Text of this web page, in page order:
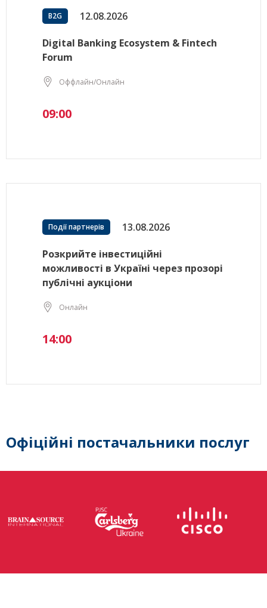
B2G 12.08.2026
Digital Banking Ecosystem & Fintech
Forum
Оффлайн/Онлайн
09:00
Події партнерів 13.08.2026
Розкрийте інвестиційні
можливості в Україні через прозорі
публічні аукціони
Онлайн
14:00
Офіційні постачальники послуг